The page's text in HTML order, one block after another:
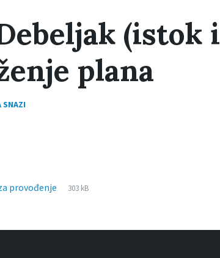
(istok i
plana
SNAZI
provođenje
File
pdf
File
303 kB